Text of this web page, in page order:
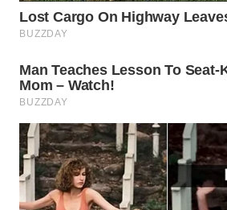
Wahana
Media
WAHANA
NEWS
WAHANA
TANI
WAHANA